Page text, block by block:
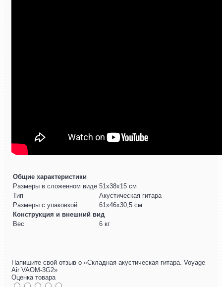
Общие характеристики
Размеры в сложенном виде 51x38x15 см
Тип
Акустическая гитара
Размеры с упаковкой
61x46x30,5 см
Конструкция и внешний вид
Вес
6 кг
Напишите свой отзыв о «Складная акустическая гитара. Voyage
Air VAOM-3G2»
Оценка товара